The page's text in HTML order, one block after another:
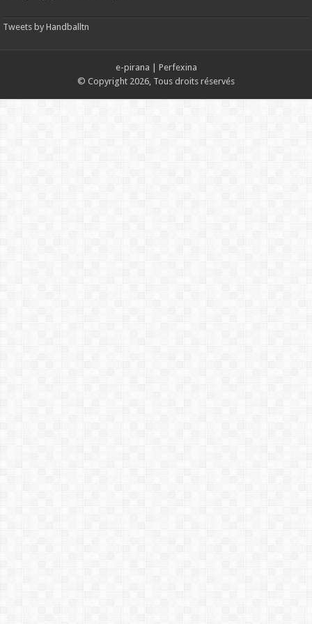
Tweets by Handballtn
e-pirana
Perfexina
© Copyright 2026, Tous droits réservés